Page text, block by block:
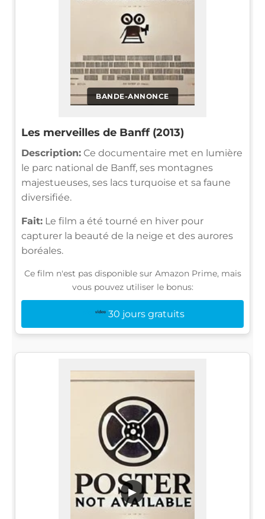
BANDE-ANNONCE
Les merveilles de Banff (2013)
Description: Ce documentaire met en lumière
le parc national de Banff, ses montagnes
majestueuses, ses lacs turquoise et sa faune
diversifiée.
Fait: Le film a été tourné en hiver pour
capturer la beauté de la neige et des aurores
boréales.
Ce film n'est pas disponible sur Amazon Prime, mais
vous pouvez utiliser le bonus:
30 jours gratuits
▶